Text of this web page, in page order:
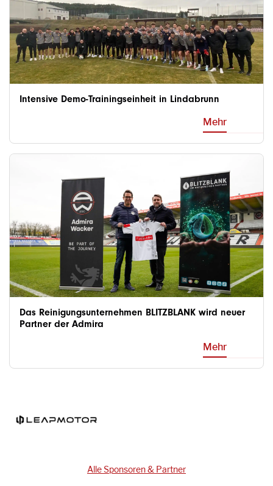
Intensive Demo-Trainingseinheit in Lindabrunn
Mehr
Das Reinigungsunternehmen BLITZBLANK wird neuer
Partner der Admira
Mehr
Alle Sponsoren & Partner